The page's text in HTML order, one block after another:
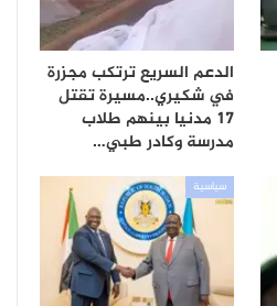
الدعم السريع ترتكب مجزرة
في شكيري..مسيرة تقتل
17 مدنيا بينهم طلاب
مدرسة وكادر طبي…
سياسية